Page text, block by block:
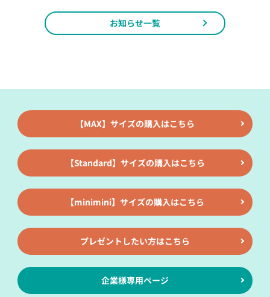
お知らせ一覧
【MAX】サイズの購入はこちら
【Standard】サイズの購入はこちら
【minimini】サイズの購入はこちら
プレゼントしたい方はこちら
企業様専用ページ